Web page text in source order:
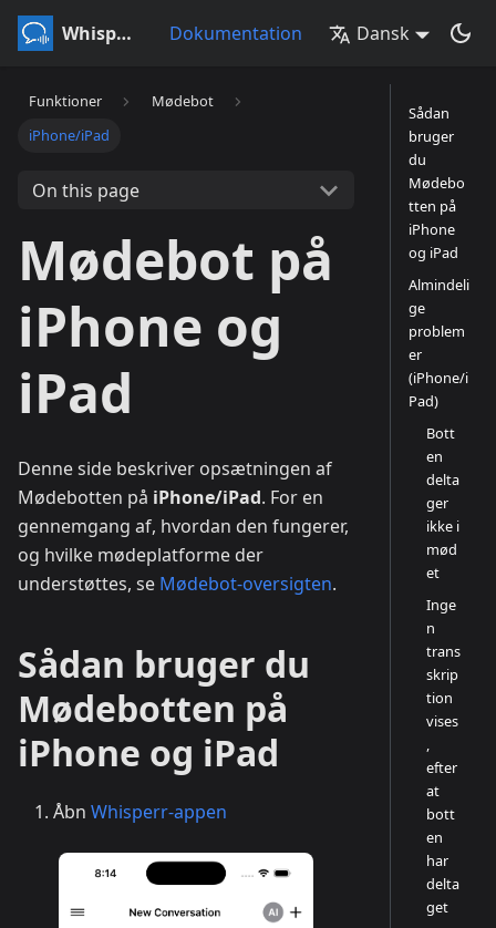
Whisperr Dokumentation Dansk
Funktioner
Mødebot
iPhone/iPad
On this page
Mødebot på
iPhone og
iPad
Denne side beskriver opsætningen af
Mødebotten på iPhone/iPad. For en
gennemgang af, hvordan den fungerer,
og hvilke mødeplatforme der
understøttes, se Mødebot-oversigten.
Sådan bruger du
Mødebotten på
iPhone og iPad
Åbn Whisperr-appen
Sådan
bruger
du
Mødebo
tten på
iPhone
og iPad
Almindeli
ge
problem
er
(iPhone/i
Pad)
Bott
en
delta
ger
ikke i
mød
et
Inge
n
trans
skrip
tion
vises
,
efter
at
bott
en
har
delta
get